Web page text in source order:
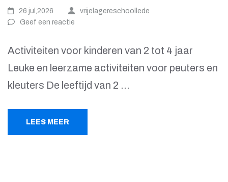
26 jul,2026
vrijelagereschoollede
Geef een reactie
Activiteiten voor kinderen van 2 tot 4 jaar
Leuke en leerzame activiteiten voor peuters en
kleuters De leeftijd van 2 …
LEES MEER